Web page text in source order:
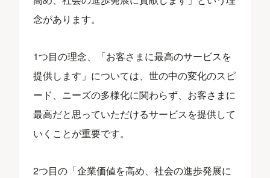
念があります。
1つ目の理念、「お客さまに最高のサービスを
提供します」については、世の中の変化のスピ
ード、ニーズの多様化に関わらず、お客さまに
最高だと思っていただけるサービスを提供して
いくことが重要です。
2つ目の「企業価値を高め、社会の進歩発展に